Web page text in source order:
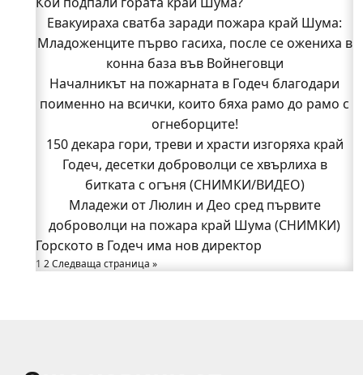
Кой подпали гората край Шума?
Младежи от Люлин и Део сред първите
доброволци на пожара край Шума (СНИМКИ)
Началникът на пожарната в Годеч благодари
поименно на всички, които бяха рамо до рамо с
огнеборците!
150 декара гори, треви и храсти изгоряха край
Годеч, десетки доброволци се хвърлиха в
битката с огъня (СНИМКИ/ВИДЕО)
Полицията влиза в селата
Възможни са прекъсвания на тока утре в части
от община Годеч
Какво накара Яна и Станимир да изберат Годеч
Евакуираха сватба заради пожара край Шума:
Младоженците първо гасиха, после се ожениха в
конна база във Войнеговци
Началникът на пожарната в Годеч благодари
поименно на всички, които бяха рамо до рамо с
огнеборците!
150 декара гори, треви и храсти изгоряха край
Годеч, десетки доброволци се хвърлиха в
битката с огъня (СНИМКИ/ВИДЕО)
Младежи от Люлин и Део сред първите
доброволци на пожара край Шума (СНИМКИ)
Горското в Годеч има нов директор
1 2Следваща страница »